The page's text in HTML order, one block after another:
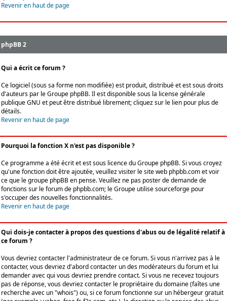
Revenir en haut de page
phpBB 2
Qui a écrit ce forum ?
Ce logiciel (sous sa forme non modifiée) est produit, distribué et est sous droits
d'auteurs par leGroupe phpBB. Il est disponible sous la license générale
publique GNU et peut être distribué librement; cliquez sur le lien pour plus de
détails.
Revenir en haut de page
Pourquoi la fonction X n'est pas disponible ?
Ce programme a été écrit et est sous licence du Groupe phpBB. Si vous croyez
qu'une fonction doit être ajoutée, veuillez visiter le site web phpbb.com et voir
ce que le groupe phpBB en pense. Veuillez ne pas poster de demande de
fonctions sur le forum de phpbb.com; le Groupe utilise sourceforge pour
s'occuper des nouvelles fonctionnalités.
Revenir en haut de page
Qui dois-je contacter à propos des questions d'abus ou de légalité relatif à
ce forum ?
Vous devriez contacter l'administrateur de ce forum. Si vous n'arrivez pas à le
contacter, vous devriez d'abord contacter un des modérateurs du forum et lui
demander avec qui vous devriez prendre contact. Si vous ne recevez toujours
pas de réponse, vous devriez contacter le propriétaire du domaine (faîtes une
recherche avec un "whois") ou, si ce forum fonctionne sur un hébergeur gratuit